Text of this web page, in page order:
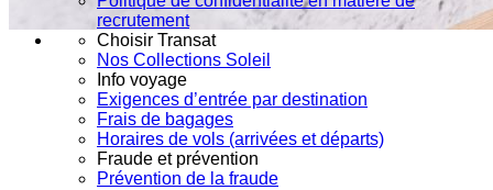
recrutement
Choisir Transat
Nos Collections Soleil
Info voyage
Exigences d’entrée par destination
Frais de bagages
Horaires de vols (arrivées et départs)
Fraude et prévention
Prévention de la fraude